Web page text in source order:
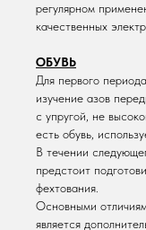
регулярном
качественных
ОБУВЬ
Для первого
изучение азов
с упругой, не
есть обувь,
В течении
предстоит
фехтования.
Основными
является